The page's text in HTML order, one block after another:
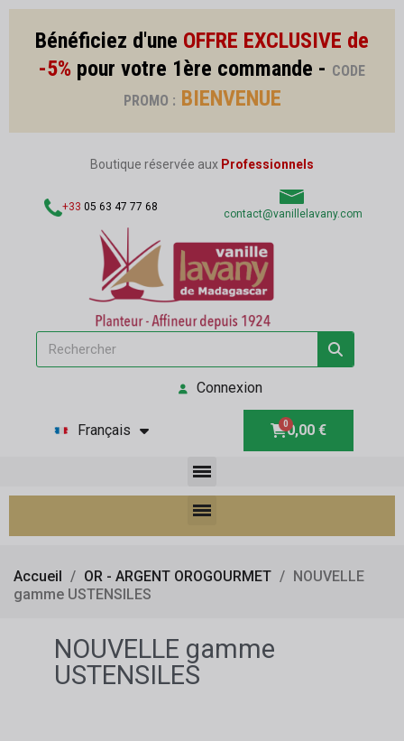
Bénéficiez d'une OFFRE EXCLUSIVE de
-5% pour votre 1ère commande - CODE
PROMO : BIENVENUE
Boutique réservée aux Professionnels
+33 05 63 47 77 68
contact@vanillelavany.com
Connexion
Français 0,00 €
Accueil OR - ARGENT OROGOURMET
NOUVELLE
gamme USTENSILES
NOUVELLE gamme
USTENSILES